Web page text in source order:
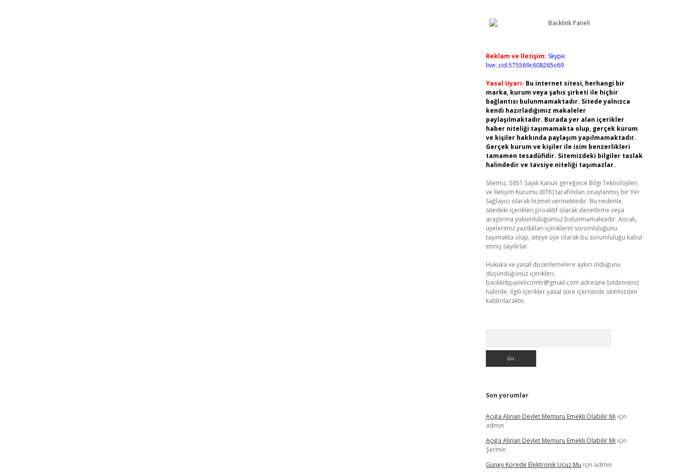
Reklam ve İletişim: Skype:
live:.cid.575569c608265c69
Yasal Uyarı: Bu internet sitesi, herhangi bir
marka, kurum veya şahıs şirketi ile hiçbir
bağlantısı bulunmamaktadır. Sitede yalnızca
kendi hazırladığımız makaleler
paylaşılmaktadır. Burada yer alan içerikler
haber niteliği taşımamakta olup, gerçek kurum
ve kişiler hakkında paylaşım yapılmamaktadır.
Gerçek kurum ve kişiler ile isim benzerlikleri
tamamen tesadüfidir. Sitemizdeki bilgiler taslak
halindedir ve tavsiye niteliği taşımazlar.
Sitemiz, 5651 Sayılı Kanun gereğince Bilgi Teknolojileri
ve İletişim Kurumu (BTK) tarafından onaylanmış bir Yer
Sağlayıcı olarak hizmet vermektedir. Bu nedenle,
sitedeki içerikleri proaktif olarak denetleme veya
araştırma yükümlülüğümüz bulunmamaktadır. Ancak,
üyelerimiz yazdıkları içeriklerin sorumluluğunu
taşımakta olup, siteye üye olarak bu sorumluluğu kabul
etmiş sayılırlar.
Hukuka ve yasal düzenlemelere aykırı olduğunu
düşündüğünüz içerikleri,
backlinkpanelicomtr@gmail.com adresine bildirmeniz
halinde, ilgili içerikler yasal süre içerisinde sitemizden
kaldırılacaktır.
Son yorumlar
Açığa Alınan Devlet Memuru Emekli Olabilir Mi için
admin
Açığa Alınan Devlet Memuru Emekli Olabilir Mi için
Şermin
Güney Korede Elektronik Ucuz Mu için admin